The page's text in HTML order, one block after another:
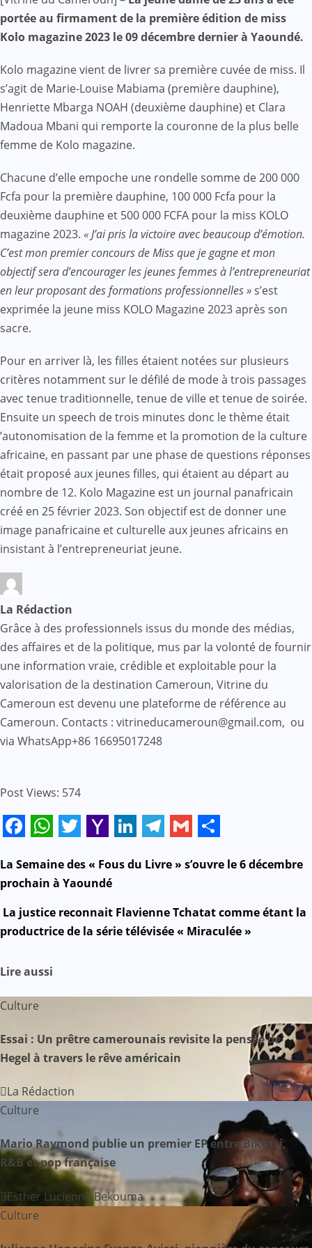
Mail
portée au firmament de la première édition de miss
Kolo magazine 2023 le 09 décembre dernier à Yaoundé.
Kolo magazine vient de livrer sa première cuvée de miss. Il
s’agit de Marie-Louise Mabiama (première dauphine),
Henriette Mbarga NOAH (deuxième dauphine) et Clara
Madoua Mbani qui remporte la couronne de la plus belle
femme de Kolo magazine.
Chacune d’elle empoche une rondelle somme de 200 000
Fcfa pour la première dauphine, 100 000 Fcfa pour la
deuxième dauphine et 500 000 FCFA pour la miss KOLO
magazine 2023. « J’ai pris la victoire avec beaucoup d’émotion.
C’est mon premier concours de Miss que je gagne et mon
objectif sera d’encourager les jeunes femmes à l’entrepreneuriat
en leur proposant des formations professionnelles »s’est
exprimée la jeune miss KOLO Magazine 2023 après son
sacre.
Pour en arriver là, les filles étaient notées sur plusieurs
critères notamment sur le défilé de mode à trois passages
avec tenue traditionnelle, tenue de ville et tenue de soirée.
Ensuite un speech de trois minutes donc le thème était
’autonomisation de la femme et la promotion de la culture
africaine, en passant par une phase de questions réponses
était proposé aux jeunes filles, qui étaient au départ au
nombre de 12. Kolo Magazine est un journal panafricain
créé en 25 février 2023. Son objectif est de donner une
image panafricaine et culturelle aux jeunes africains en
insistant à l’entrepreneuriat jeune.
La Rédaction
Grâce à des professionnels issus du monde des médias,
des affaires et de la politique, mus par la volonté de fournir
une information vraie, crédible et exploitable pour la
valorisation de la destination Cameroun, Vitrine du
Cameroun est devenu une plateforme de référence au
Cameroun. Contacts : vitrineducameroun@gmail.com, ou
via WhatsApp+86 16695017248
Post Views: 574
Mail
N
a
v
a
t
o
d
e
l
La Semaine des « Fous du Livre » s’ouvre le 6 décembre
prochain à Yaoundé
La justice reconnait Flavienne Tchatat comme étant la
productrice de la série télévisée « Miraculée »
Lire aussi
Culture
Essai : Un prêtre camerounais revisite la pensée de
Hegel à travers le rêve américain
La Rédaction
Culture
Mario Raymond publie un premier EP entre Bikutsi,
R&B et pop française
Esther Lucienne Bekouma
Culture